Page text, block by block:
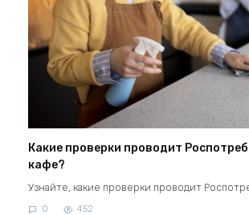
Какие проверки проводит
кафе?
Узнайте, какие проверки проводит
0 452